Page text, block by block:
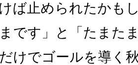
ば止められたかも
です」と「たまた
けでゴールを導く